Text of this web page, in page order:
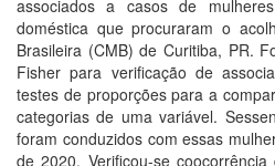
associados a casos de
doméstica que procuraram o
Brasileira (CMB) de Curitiba, PR.
Fisher para verificação de
testes de proporções para a
categorias de uma variável.
foram conduzidos com essas
de 2020. Verificou-se